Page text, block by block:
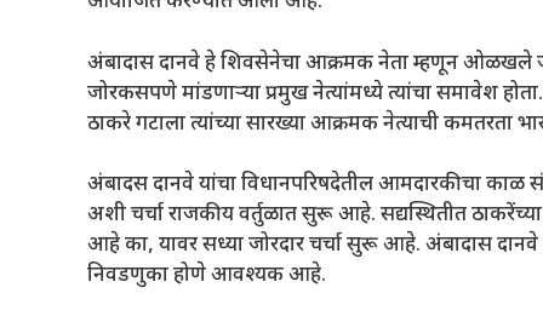
अंबादास दानवे हे शिवसेनेचा आक्रमक नेता म्हणून ओळखले
जोरकसपणे मांडणाऱ्या प्रमुख नेत्यांमध्ये त्यांचा समावेश
ठाकरे गटाला त्यांच्या सारख्या आक्रमक नेत्याची कमतरता
अंबादस दानवे यांचा विधानपरिषदेतील आमदारकीचा काळ
अशी चर्चा राजकीय वर्तुळात सुरू आहे. सद्यस्थितीत
आहे का, यावर सध्या जोरदार चर्चा सुरू आहे. अंबादास दानवे
निवडणुका होणे आवश्यक आहे.